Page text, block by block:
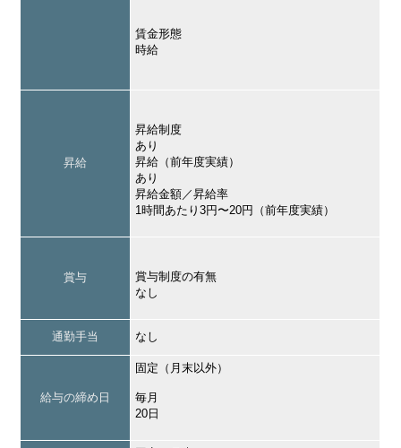
賃金形態
時給
昇給
昇給制度
あり
昇給（前年度実績）
あり
昇給金額／昇給率
1時間あたり3円〜20円（前年度実績）
賞与
賞与制度の有無
なし
通勤手当 なし
給与の締め日
固定（月末以外）
毎月
20日